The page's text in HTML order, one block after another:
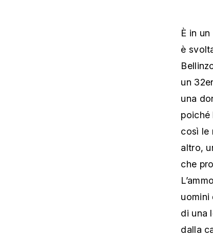
È in
è
un
una
poiché
così le
altro,
che
uomini
di una
dalla